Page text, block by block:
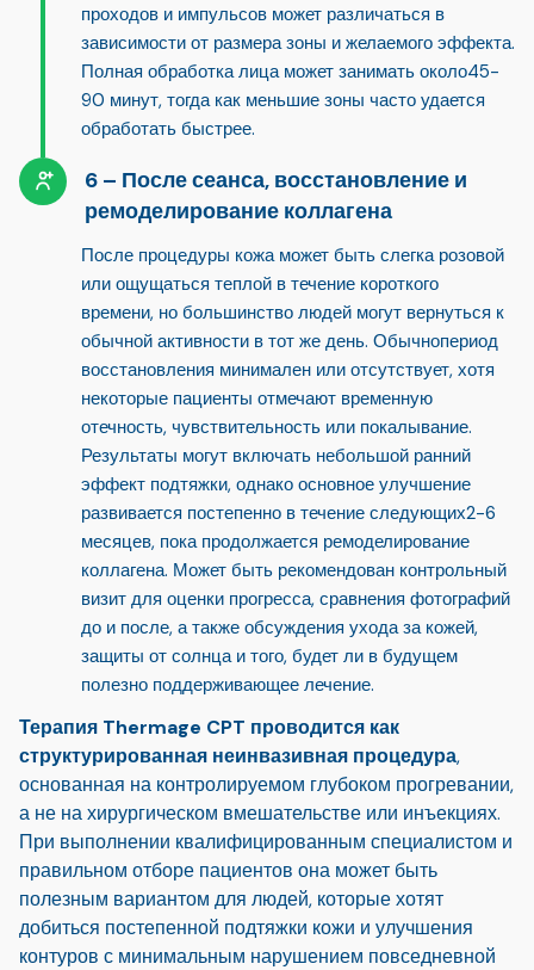
проходов и импульсов может различаться в
зависимости от размера зоны и желаемого эффекта.
Полная обработка лица может занимать около45-
90 минут, тогда как меньшие зоны часто удается
обработать быстрее.
После сеанса, восстановление и
ремоделирование коллагена
После процедуры кожа может быть слегка розовой
или ощущаться теплой в течение короткого
времени, но большинство людей могут вернуться к
обычной активности в тот же день. Обычнопериод
восстановления минимален или отсутствует, хотя
некоторые пациенты отмечают временную
отечность, чувствительность или покалывание.
Результаты могут включать небольшой ранний
эффект подтяжки, однако основное улучшение
развивается постепенно в течение следующих2-6
месяцев, пока продолжается ремоделирование
коллагена. Может быть рекомендован контрольный
визит для оценки прогресса, сравнения фотографий
до и после, а также обсуждения ухода за кожей,
защиты от солнца и того, будет ли в будущем
полезно поддерживающее лечение.
Терапия Thermage CPT проводится как
структурированная неинвазивная процедура,
основанная на контролируемом глубоком прогревании,
а не на хирургическом вмешательстве или инъекциях.
При выполнении квалифицированным специалистом и
правильном отборе пациентов она может быть
полезным вариантом для людей, которые хотят
добиться постепенной подтяжки кожи и улучшения
контуров с минимальным нарушением повседневной